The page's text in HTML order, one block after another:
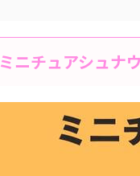
ミニチュアシュナ